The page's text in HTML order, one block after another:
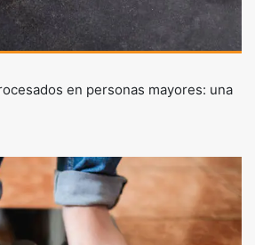
en personas mayores: una